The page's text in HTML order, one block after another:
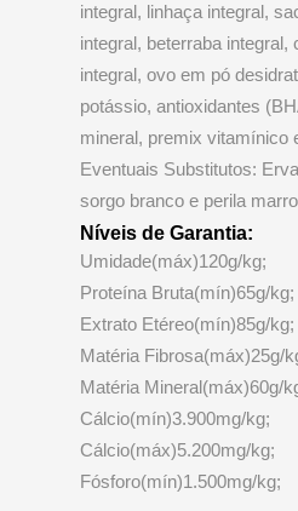
integral, linhaça integral,
integral, beterraba integral,
integral, ovo em pó
potássio, antioxidantes
mineral, premix vitamínico
Eventuais Substitutos:
sorgo branco e perila
Níveis de Garantia:
Umidade(máx)120g/kg;
Proteína Bruta(mín)65g/kg;
Extrato Etéreo(mín)85g/kg;
Matéria Fibrosa(máx)25g/
Matéria Mineral(máx)60g/
Cálcio(mín)3.900mg/kg;
Cálcio(máx)5.200mg/kg;
Fósforo(mín)1.500mg/kg;